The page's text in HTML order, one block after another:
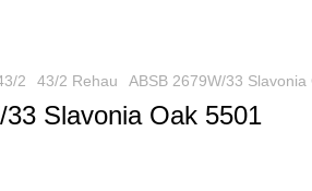
2 43/2 Rehau ABSB 2679W/33
Slavonia Oak 5501